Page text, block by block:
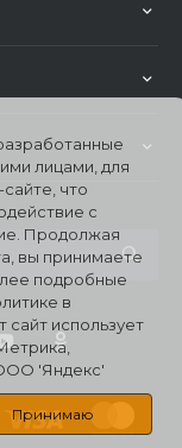
лицами, для
что
с
Продолжая
вы принимаете
подробные
в
использует
'Яндекс'
Принимаю